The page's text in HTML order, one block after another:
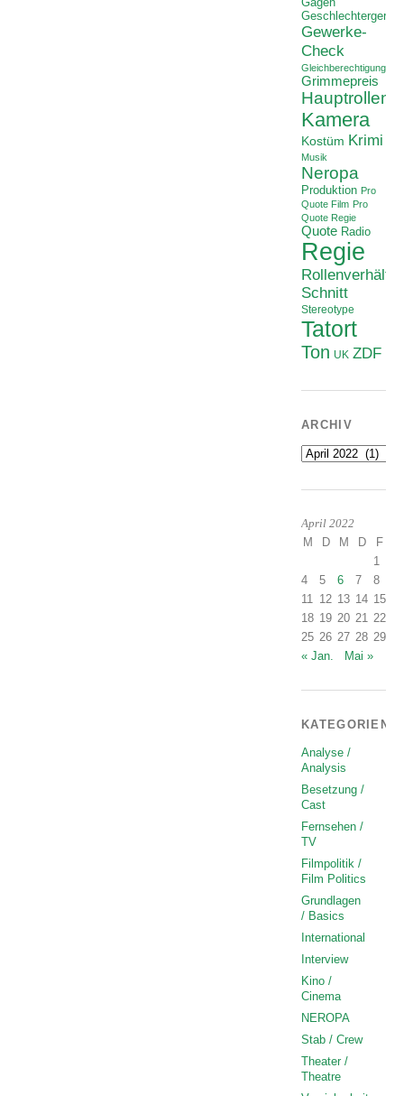
Gagen
Gewerke-
Check
Gleichberechtigung
Grimmepreis
Hauptrollen
Kamera
Kostüm Krimi
Musik
Neropa
Produktion Pro
Quote Film Pro
Quote Regie
Quote Radio
Regie
Schnitt
Stereotype
Tatort
Ton UK ZDF
ARCHIV
Archiv
April 2022
M D M D F
1
4
5 6 7 8
11 12 13 14 15
18 19 20 21 22
25 26 27 28 29
« Jan.
Mai »
KATEGORIEN
Analyse /
Analysis
Besetzung /
Cast
Fernsehen /
TV
Filmpolitik /
Film Politics
Grundlagen
/ Basics
International
Interview
Kino /
Cinema
NEROPA
Stab / Crew
Theater /
Theatre